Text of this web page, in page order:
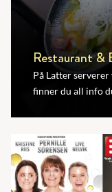
Restaurant &
På Latter
finner du all info